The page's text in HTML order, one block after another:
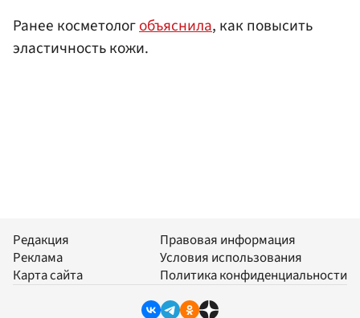
Ранее косметологобъяснила, как повысить
эластичность кожи.
Редакция
Реклама
Карта сайта
Правовая информация
Условия использования
Политика конфиденциальности